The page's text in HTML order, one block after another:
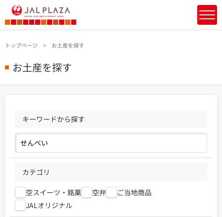
トップページ お土産を探す
お土産を探す
キーワードから探す
カテゴリ
空スイーツ・銘菓 空弁
ご当地商品
JALオリジナル